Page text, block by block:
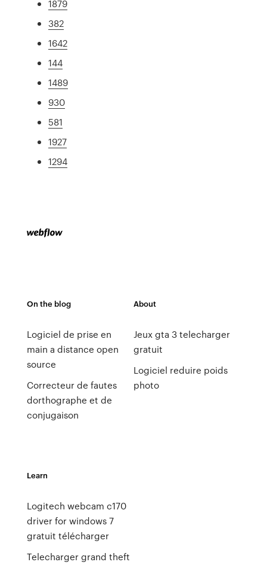
1879
382
1642
144
1489
930
581
1927
1294
On the blog
Logiciel de prise en
main a distance open
source
Correcteur de fautes
dorthographe et de
conjugaison
About
Jeux gta 3 telecharger
gratuit
Logiciel reduire poids
photo
Learn
Logitech webcam c170
driver for windows 7
gratuit télécharger
Telecharger grand theft